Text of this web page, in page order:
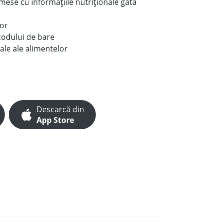
de bare
ale alimentelor
Descarcă din
App Store